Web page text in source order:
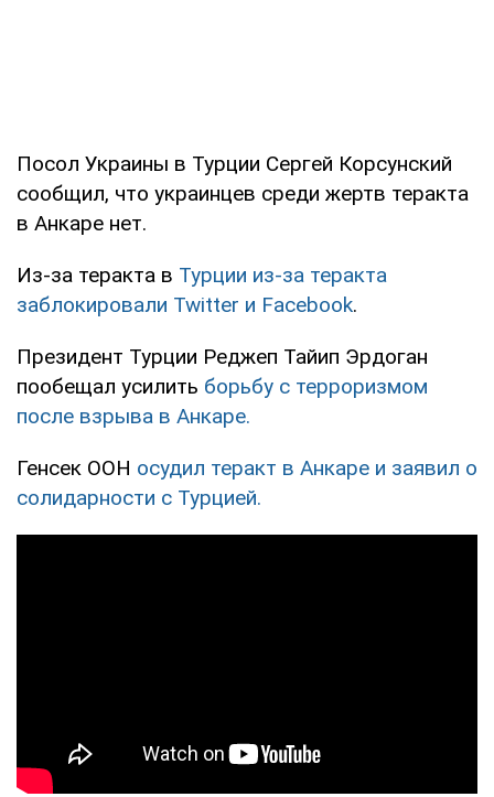
Посол Украины в Турции Сергей Корсунский
сообщил, что украинцев среди жертв теракта
в Анкаре нет.
Из-за теракта в Турции из-за теракта
заблокировали Twitter и Facebook.
Президент Турции Реджеп Тайип Эрдоган
пообещал усилить борьбу с терроризмом
после взрыва в Анкаре.
Генсек ООН осудил теракт в Анкаре и заявил о
солидарности с Турцией.